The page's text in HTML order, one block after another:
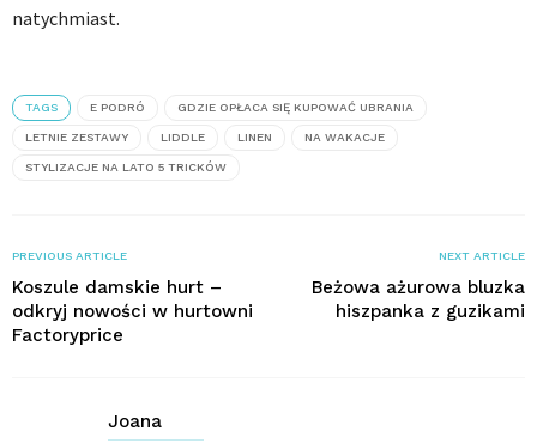
natychmiast.
TAGS E PODRÓ GDZIE OPŁACA SIĘ KUPOWAĆ UBRANIA
LETNIE ZESTAWY LIDDLE LINEN NA WAKACJE
STYLIZACJE NA LATO 5 TRICKÓW
PREVIOUS ARTICLE
Koszule damskie hurt –
odkryj nowości w hurtowni
Factoryprice
NEXT ARTICLE
Beżowa ażurowa bluzka
hiszpanka z guzikami
Joana